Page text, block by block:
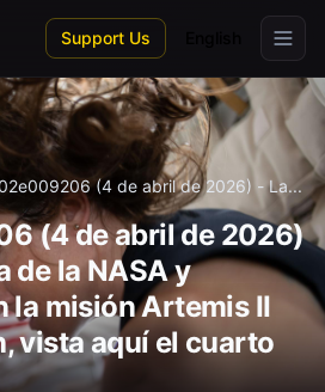
Support Us
(4 de abril de 2026) - La...
(4 de abril de 2026)
de la NASA y
la misión Artemis II
vista aquí el cuarto